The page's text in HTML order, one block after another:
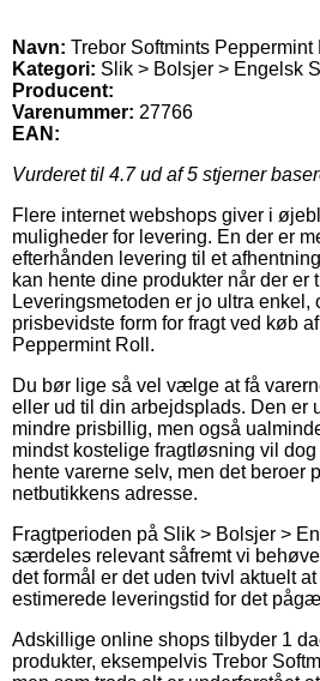
Navn: Trebor Softmints Peppermint
Kategori: Slik > Bolsjer > Engelsk
Producent:
Varenummer: 27766
EAN:
Vurderet til 4.7ud af 5 stjerner
Flere internet webshops giver i
muligheder for levering. En der er
efterhånden levering til et
kan hente dine produkter når der er
Leveringsmetoden er jo ultra enkel,
prisbevidste form for fragt ved køb
Peppermint Roll.
Du bør lige så vel vælge at få
eller ud til din arbejdsplads. Den er
mindre prisbillig, men også
mindst kostelige fragtløsning vil
hente varerne selv, men det
netbutikkens adresse.
Fragtperioden på Slik > Bolsjer >
særdeles relevant såfremt vi
det formål er det uden tvivl aktuelt
estimerede leveringstid for det
Adskillige online shops tilbyder 1
produkter, eksempelvis Trebor